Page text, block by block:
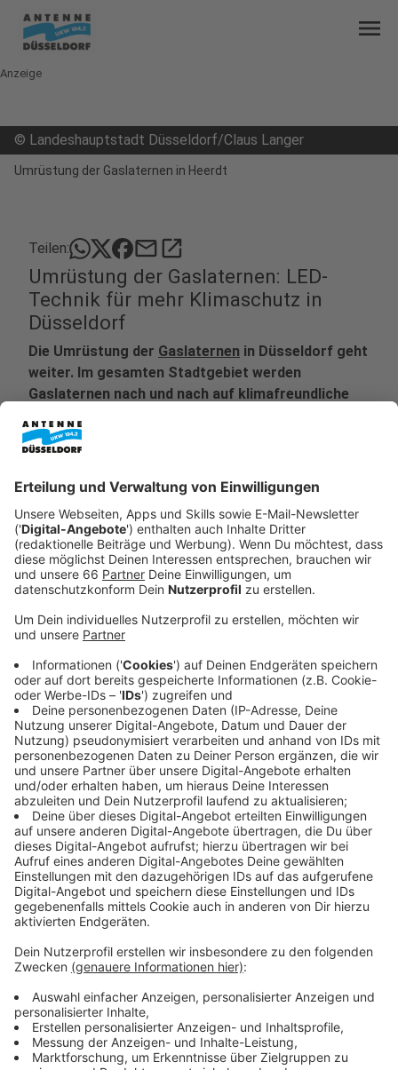
menu
Anzeige
© Landeshauptstadt Düsseldorf/Claus Langer
Umrüstung der Gaslaternen in Heerdt
Teilen: mailopen_in_new
Umrüstung der Gaslaternen: LED-
Technik für mehr Klimaschutz in
Düsseldorf
Die Umrüstung der Gaslaternen in Düsseldorf geht
weiter. Im gesamten Stadtgebiet werden
Gaslaternen nach und nach auf klimafreundliche
bis 20.02.) starten die Arbeiten in
Anzeige
Klimaschutz und historische Optik
Anzeige
Nach Angaben der Stadt geht es um den Bereich
östlich und westlich der Dorotheenstraße sowie
südlich der Bahntrasse in Flingern Süd. Insgesamt
werden etwa 190 Leuchten umgerüstet, bei 150
Leuchten kann die historische Form der Gaslaternen
dabei erhalten bleiben, heißt es von der Stadt. Knapp
40 Gaslaternen müssten durch moderne
Straßenleuchten ersetzt werden.
Anzeige
Abschluss der Arbeiten im Sommer
Anzeige
Die Arbeiten sollen laut Stadt voraussichtlich im
Frühsommer abgeschlossen sein. In einem ersten
Schritt werden in unserer Stadt 4000 Gaslaternen